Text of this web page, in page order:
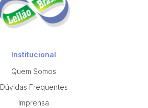
Institucional
Quem Somos
Dúvidas Frequentes
Imprensa